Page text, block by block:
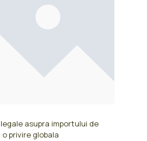
asupra importului de
privire globala